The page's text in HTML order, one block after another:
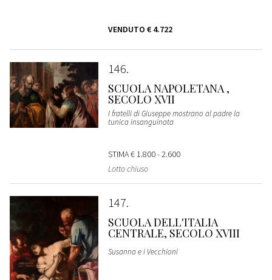
VENDUTO € 4.722
146
SCUOLA NAPOLETANA ,
SECOLO XVII
I fratelli di Giuseppe mostrano al padre la
tunica insanguinata
STIMA€ 1.800 - 2.600
Lotto chiuso
147
SCUOLA DELL'ITALIA
CENTRALE, SECOLO XVIII
Susanna e i Vecchioni